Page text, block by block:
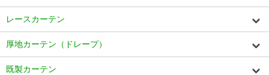
レースカーテン
厚地カーテン（ドレープ）
既製カーテン